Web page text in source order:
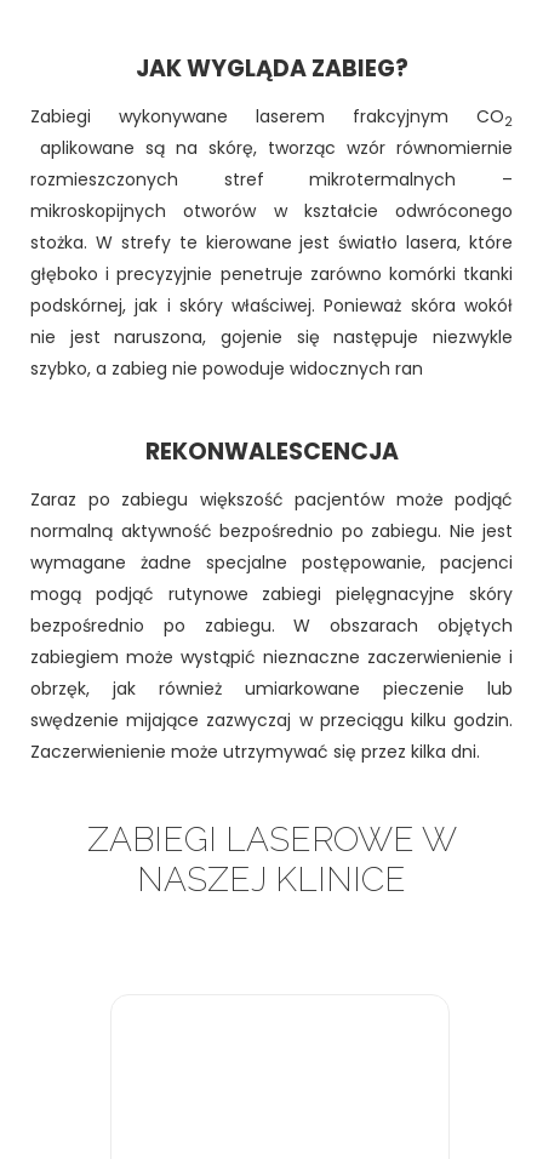
JAK WYGLĄDA ZABIEG?
Zabiegi wykonywane laserem frakcyjnym CO2
aplikowane są na skórę, tworząc wzór równomiernie
rozmieszczonych stref mikrotermalnych –
mikroskopijnych otworów w kształcie odwróconego
stożka. W strefy te kierowane jest światło lasera, które
głęboko i precyzyjnie penetruje zarówno komórki tkanki
podskórnej, jak i skóry właściwej. Ponieważ skóra wokół
nie jest naruszona, gojenie się następuje niezwykle
szybko, a zabieg nie powoduje widocznych ran
REKONWALESCENCJA
Zaraz po zabiegu większość pacjentów może podjąć
normalną aktywność bezpośrednio po zabiegu. Nie jest
wymagane żadne specjalne postępowanie, pacjenci
mogą podjąć rutynowe zabiegi pielęgnacyjne skóry
bezpośrednio po zabiegu. W obszarach objętych
zabiegiem może wystąpić nieznaczne zaczerwienienie i
obrzęk, jak również umiarkowane pieczenie lub
swędzenie mijające zazwyczaj w przeciągu kilku godzin.
Zaczerwienienie może utrzymywać się przez kilka dni.
ZABIEGI LASEROWE W
NASZEJ KLINICE